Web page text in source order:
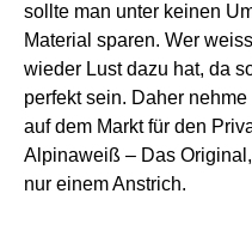
sollte man unter keinen
Material sparen. Wer
wieder Lust dazu hat, da
perfekt sein. Daher
auf dem Markt für den
Alpinaweiß – Das
nur einem Anstrich.